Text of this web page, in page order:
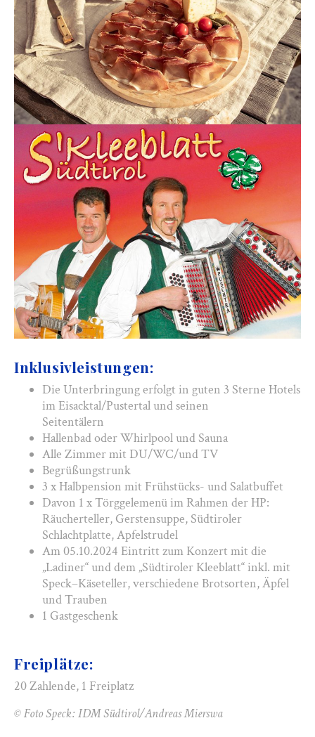
Inklusivleistungen:
Die Unterbringung erfolgt in guten 3 Sterne Hotels
im Eisacktal/Pustertal und seinen
Seitentälern
Hallenbad oder Whirlpool und Sauna
Alle Zimmer mit DU/WC/und TV
Begrüßungstrunk
3 x Halbpension mit Frühstücks- und Salatbuffet
Davon 1 x Törggelemenü im Rahmen der HP:
Räucherteller, Gerstensuppe, Südtiroler
Schlachtplatte, Apfelstrudel
Am 05.10.2024 Eintritt zum Konzert mit die
„Ladiner“ und dem „Südtiroler Kleeblatt“ inkl. mit
Speck–Käseteller, verschiedene Brotsorten, Äpfel
und Trauben
1 Gastgeschenk
Freiplätze:
20 Zahlende, 1 Freiplatz
© Foto Speck: IDM Südtirol/Andreas Mierswa